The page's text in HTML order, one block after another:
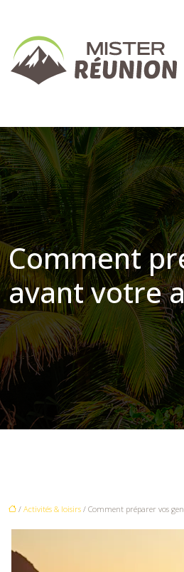
Comment
avant votre
/ Activités & loisirs / Comment préparer vos